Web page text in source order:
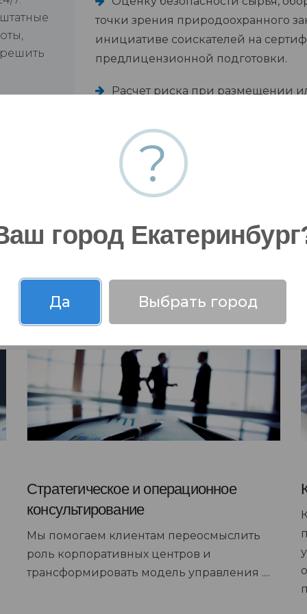
точки зрения природоохранного
инициативе соискателей на
предлицензионной подготовки.
Расчет риска при размещении
отчет часто заказывают учредители.
Стратегическое и операционное
консультирование
Мы помогаем клиентам переосмыслить
роль корпоративных центров и
трансформировать модель управления ....
?
город
Да Выбрать город